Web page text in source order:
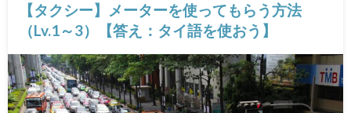
【タクシー】メーターを使ってもらう方法
（Lv.1～3）【答え：タイ語を使おう】